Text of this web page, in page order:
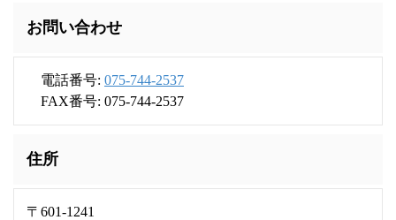
お問い合わせ
電話番号: 075-744-2537
FAX番号: 075-744-2537
住所
〒601-1241